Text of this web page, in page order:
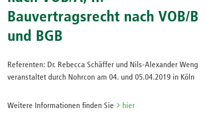
Bauvertragsrecht nach VOB/B
und BGB
Referenten: Dr. Rebecca Schäffer und Nils-Alexander Weng
veranstaltet durch Nohrcon am 04. und 05.04.2019 in Köln
Weitere Informationen finden Sie hier